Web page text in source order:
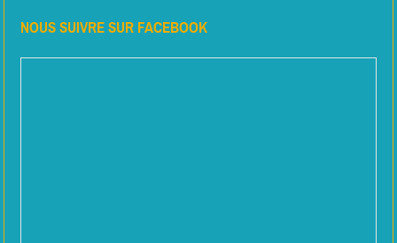
NOUS SUIVRE SUR FACEBOOK